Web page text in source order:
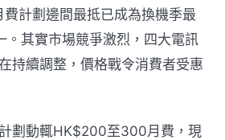
計劃邊間最抵已成為換機季最
。其實市場競爭激烈，四大電訊
持續調整，價格戰令消費者受惠
劃動輒HK$200至300月費，現